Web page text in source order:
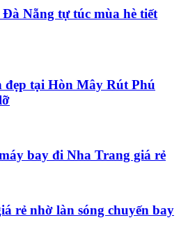
Nẵng tự túc mùa hè tiết
đẹp tại Hòn Mây Rút Phú
bay đi Nha Trang giá rẻ
rẻ nhờ làn sóng chuyến bay